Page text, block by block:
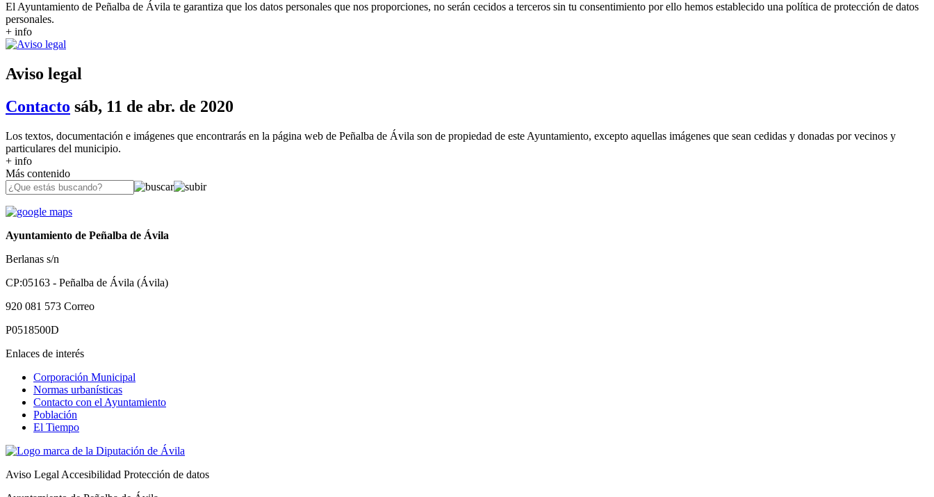
El Ayuntamiento de Peñalba de Ávila te garantiza que los datos personales que nos proporciones, no serán cecidos a terceros sin tu consentimiento por ello hemos establecido una política de protección de datos
personales.
+ info
Aviso legal
Contacto sáb, 11 de abr. de 2020
Los textos, documentación e imágenes que encontrarás en la página web de Peñalba de Ávila son de propiedad de este Ayuntamiento, excepto aquellas imágenes que sean cedidas y donadas por vecinos y
particulares del municipio.
+ info
Más contenido
Ayuntamiento de Peñalba de Ávila
Berlanas s/n
CP:05163 - Peñalba de Ávila (Ávila)
920 081 573 Correo
P0518500D
Enlaces de interés
Corporación Municipal
Normas urbanísticas
Contacto con el Ayuntamiento
Población
El Tiempo
Aviso Legal Accesibilidad Protección de datos